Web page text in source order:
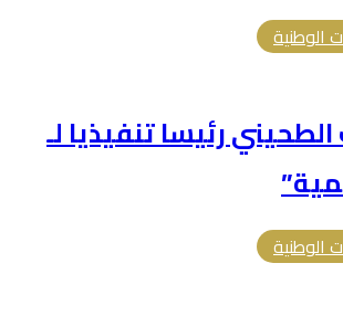
الوطنية
رئيسا تنفيذيا لـ
الوطنية